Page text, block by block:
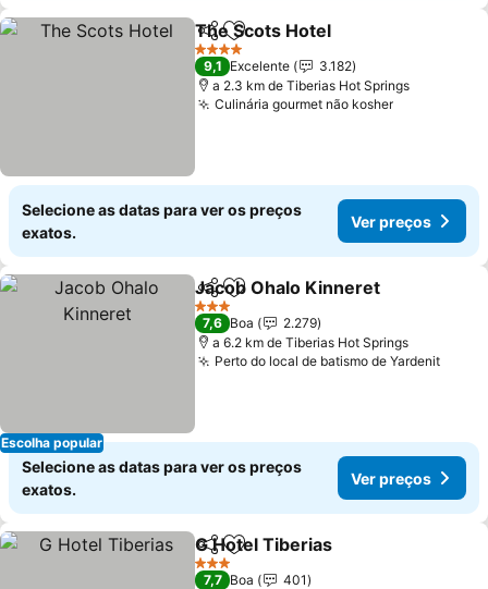
PartilharAdicionar aos favoritos
The Scots Hotel
4 Estrelas
9,1 Excelente
3.182
a 2.3 km de Tiberias Hot Springs
Culinária gourmet não kosher
Selecione as datas para ver os preços
exatos.
Ver preços
Escolha popular
PartilharAdicionar aos favoritos
Jacob Ohalo Kinneret
3 Estrelas
7,6 Boa
2.279
a 6.2 km de Tiberias Hot Springs
Perto do local de batismo de Yardenit
Selecione as datas para ver os preços
exatos.
Ver preços
PartilharAdicionar aos favoritos
G Hotel Tiberias
3 Estrelas
7,7 Boa
401